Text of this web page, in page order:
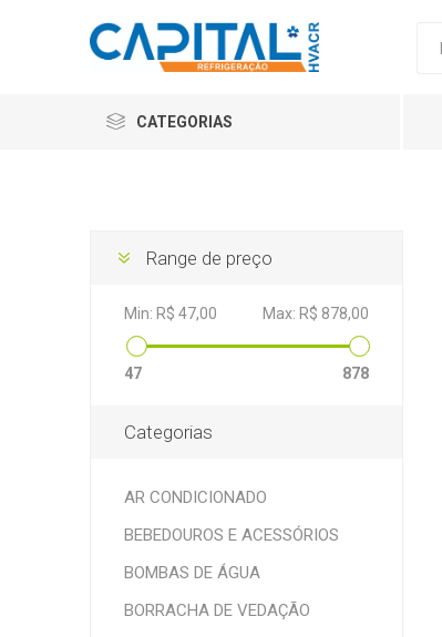
CATEGORIAS
Range de preço
Min: R$ 47,00 Max: R$ 878,00
47 878
Categorias
AR CONDICIONADO
BEBEDOUROS E ACESSÓRIOS
BOMBAS DE ÁGUA
BORRACHA DE VEDAÇÃO